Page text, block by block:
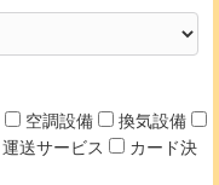
空調設備
換気設備
運送サービス
カード決